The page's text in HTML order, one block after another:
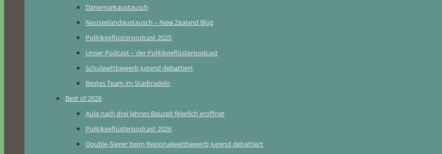
Dänemarkaustausch
Neuseelandaustausch – New Zealand Blog
Politikgeflüsterpodcast 2025
Unser Podcast – der Politikgeflüsterpodcast
Schulwettbewerb Jugend debattiert
Bestes Team im Stadtradeln
Best of 2026
Aula nach drei Jahren Bauzeit feierlich eröffnet
Politikgeflüsterpodcast 2026
Double-Sieger beim Regionalwettbewerb Jugend debattiert